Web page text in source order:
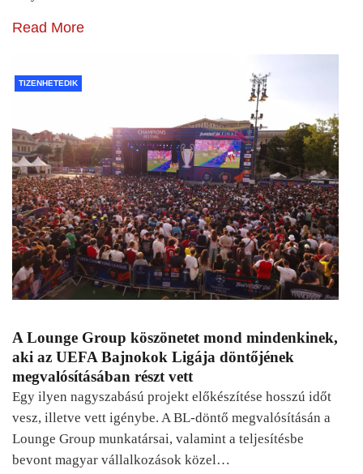
Read More
TIZENHETEDIK
A Lounge Group köszönetet mond mindenkinek,
aki az UEFA Bajnokok Ligája döntőjének
megvalósításában részt vett
Egy ilyen nagyszabású projekt előkészítése hosszú időt
vesz, illetve vett igénybe. A BL-döntő megvalósításán a
Lounge Group munkatársai, valamint a teljesítésbe
bevont magyar vállalkozások közel…